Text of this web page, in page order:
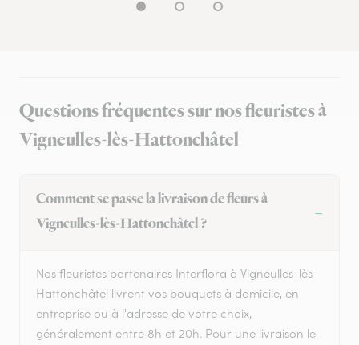
Questions fréquentes sur nos fleuristes à
Vigneulles-lès-Hattonchâtel
Comment se passe la livraison de fleurs à
Vigneulles-lès-Hattonchâtel ?
Nos fleuristes partenaires Interflora à Vigneulles-lès-
Hattonchâtel livrent vos bouquets à domicile, en
entreprise ou à l'adresse de votre choix,
généralement entre 8h et 20h. Pour une livraison le